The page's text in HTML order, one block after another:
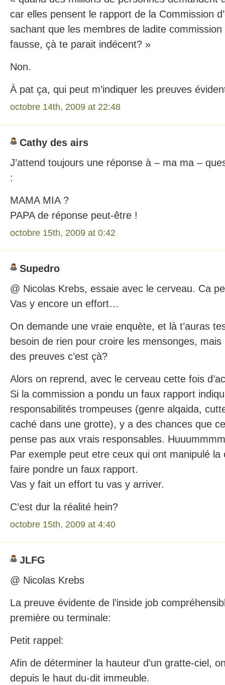
car elles pensent le rapport de la Commission
sachant que les membres de ladite commission
fausse, çà te parait indécent? »
Non.
À pat ça, qui peut m’indiquer les preuves
octobre 14th, 2009 at 22:48
Cathy des airs
J’attend toujours une réponse à – ma ma –
:
MAMA MIA ?
PAPA de réponse peut-être !
octobre 15th, 2009 at 0:42
Supedro
@ Nicolas Krebs, essaie avec le cerveau. Ca
Vas y encore un effort…
On demande une vraie enquète, et là t’auras
besoin de rien pour croire les mensonges,
des preuves c’est çà?
Alors on reprend, avec le cerveau cette fois
Si la commission a pondu un faux rapport
responsabilités trompeuses (genre alqaida,
caché dans une grotte), y a des chances que
pense pas aux vrais responsables.
Par exemple peut etre ceux qui ont manipulé la
faire pondre un faux rapport.
Vas y fait un effort tu vas y arriver.
C’est dur la réalité hein?
octobre 15th, 2009 at 4:40
JLFG
@ Nicolas Krebs
La preuve évidente de l’inside job
première ou terminale:
Petit rappel:
Afin de déterminer la hauteur d’un gratte-ciel,
depuis le haut du-dit immeuble.